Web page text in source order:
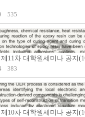
535
11차 대학원세미나 공지
383
10차 대학원세미나 공지